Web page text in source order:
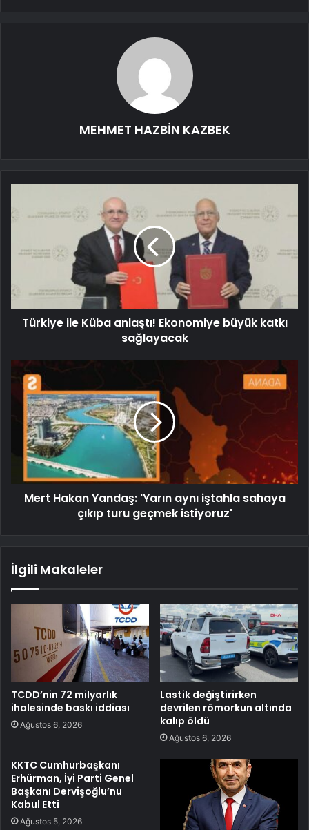
MEHMET HAZBİN KAZBEK
Türkiye ile Küba anlaştı! Ekonomiye büyük katkı
sağlayacak
Mert Hakan Yandaş: 'Yarın aynı iştahla sahaya
çıkıp turu geçmek istiyoruz'
İlgili Makaleler
TCDD’nin 72 milyarlık
ihalesinde baskı iddiası
Ağustos 6, 2026
Lastik değiştirirken
devrilen römorkun altında
kalıp öldü
Ağustos 6, 2026
KKTC Cumhurbaşkanı
Erhürman, İyi Parti Genel
Başkanı Dervişoğlu’nu
Kabul Etti
Ağustos 5, 2026